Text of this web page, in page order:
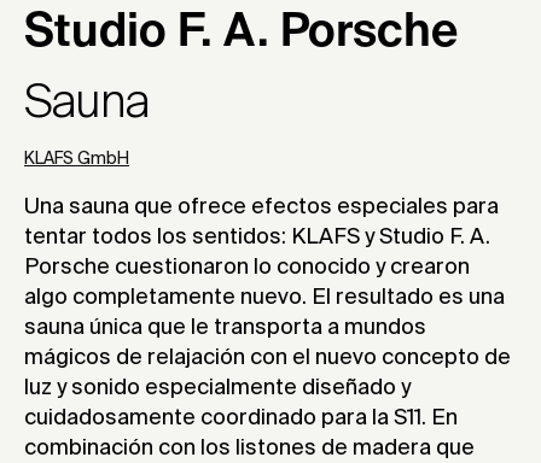
Studio F. A. Porsche
Sauna
KLAFS GmbH
Una sauna que ofrece efectos especiales para
tentar todos los sentidos: KLAFS y Studio F. A.
Porsche cuestionaron lo conocido y crearon
algo completamente nuevo. El resultado es una
sauna única que le transporta a mundos
mágicos de relajación con el nuevo concepto de
luz y sonido especialmente diseñado y
cuidadosamente coordinado para la S11. En
combinación con los listones de madera que